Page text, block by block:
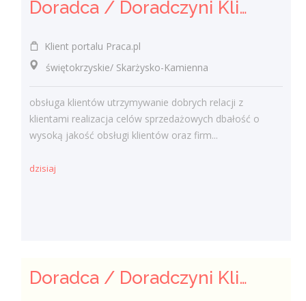
Doradca / Doradczyni Klienta (bankowość)
Klient portalu Praca.pl
świętokrzyskie/ Skarżysko-Kamienna
obsługa klientów utrzymywanie dobrych relacji z
klientami realizacja celów sprzedażowych dbałość o
wysoką jakość obsługi klientów oraz firm...
dzisiaj
Doradca / Doradczyni Klienta – branża finansowa